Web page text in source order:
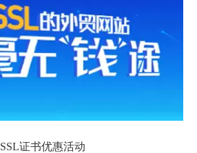
SSL证书优惠活动